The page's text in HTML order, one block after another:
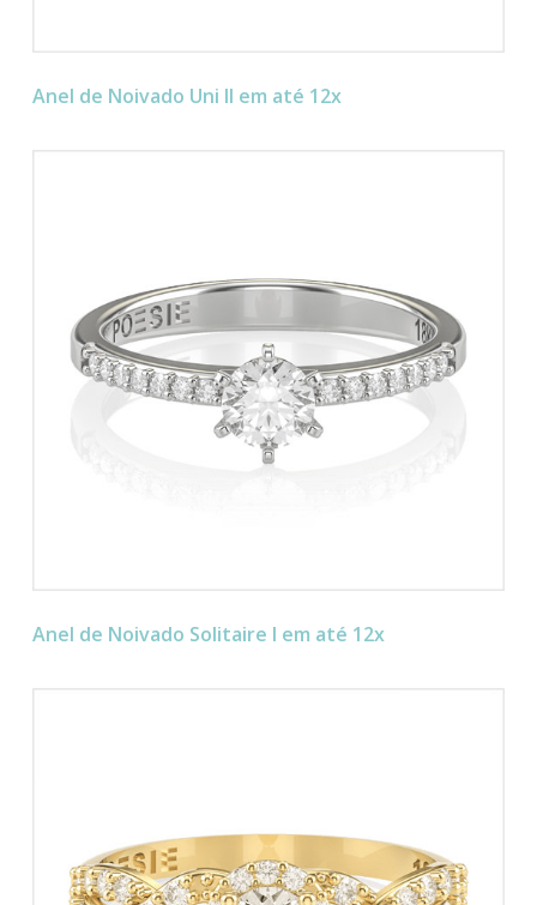
Anel de Noivado Uni II em até 12x
Anel de Noivado Solitaire I em até 12x